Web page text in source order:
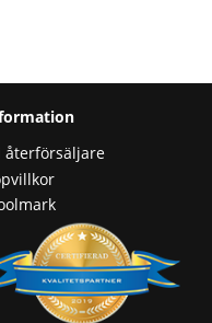
återförsäljare